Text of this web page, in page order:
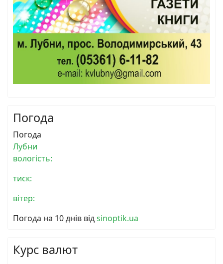
Погода
Погода
Лубни
вологість:
тиск:
вітер:
Погода на 10 днів відsinoptik.ua
Курс валют